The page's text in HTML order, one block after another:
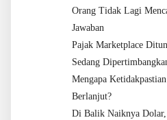
Orang Tidak Lagi
Jawaban
Pajak Marketplace
Sedang
Mengapa
Berlanjut?
Di Balik Naiknya